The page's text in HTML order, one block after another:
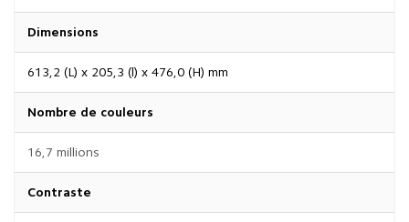
Dimensions
613,2 (L) x 205,3 (l) x 476,0 (H) mm
Nombre de couleurs
16,7 millions
Contraste